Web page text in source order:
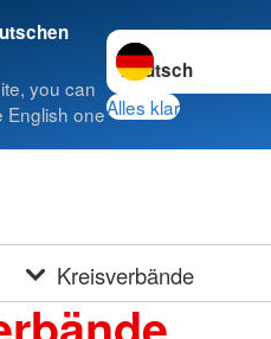
you can
English one
Sprache wechseln
Alles klar
Kreisverbände